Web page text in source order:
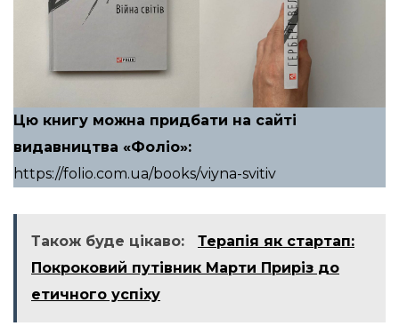
Цю книгу можна придбати на сайті
видавництва «Фоліо»:
https://folio.com.ua/books/viyna-svitiv
Також буде цікаво:
Терапія як стартап:
Покроковий путівник Марти Приріз до
етичного успіху